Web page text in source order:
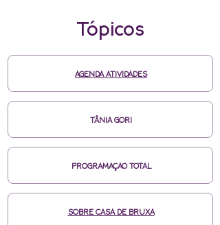
Tópicos
AGENDA ATIVIDADES
TÂNIA GORI
PROGRAMAÇAO TOTAL
SOBRE CASA DE BRUXA